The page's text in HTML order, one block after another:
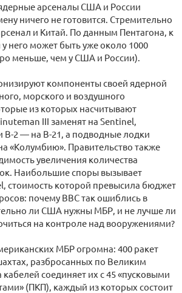
арсеналы США и России
ничего не готовится. Стремительно
и Китай. По данным Пентагона, к
у него может быть уже около 1000
меньше, чем у США и России).
компоненты своей ядерной
морского и воздушного
из которых насчитывают
III заменят на Sentinel,
2 — на B-21, а подводные лодки
«Колумбию». Правительство также
увеличения количества
Наибольшие споры вызывает
стоимость которой превысила бюджет
почему ВВС так ошиблись в
ли США нужны МБР, и не лучше ли
на контроле над вооружениями?
МБР огромна: 400 ракет
разбросанных по Великим
соединяет их с 45 «пусковыми
(ПКП), каждый из которых состоит